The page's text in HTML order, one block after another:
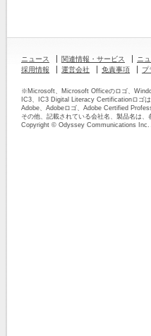
ニュース 関連情報・サービス ニ
採用情報
運営会社 免責事項 プ
※Microsoft、Microsoft Officeのロゴ、
IC3、IC3 Digital Literacy Certificationロゴ
Adobe、Adobeロゴ、Adobe Certified
その他、記載されている会社名、製品名は、
Copyright © Odyssey Communications Inc.